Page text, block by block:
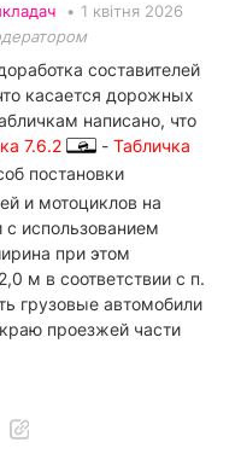
• 1 квітня 2026
составителей
касается дорожных
написано, что
7.6.2 - Табличка
постановки
и мотоциклов на
с использованием
при этом
м в соответствии с п.
грузовые автомобили
проезжей части